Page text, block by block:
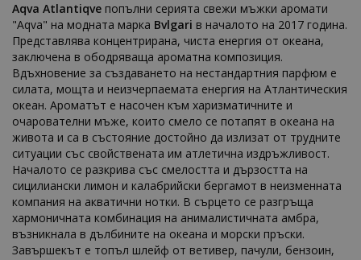
Aqva Atlantiqve попълни серията свежи мъжки аромати
"Aqva" на модната марка Bvlgari в началото на 2017 година.
Представлява концентрирана, чиста енергия от океана,
заключена в ободряваща ароматна композиция.
Вдъхновение за създаването на нестандартния парфюм е
силата, мощта и неизчерпаемата енергия на Атлантическия
океан. Ароматът е насочен към харизматичните и
очарователни мъже, които смело се потапят в океана на
живота и са в състояние достойно да излизат от трудните
ситуации със свойствената им атлетична издръжливост.
Началото се разкрива със смелостта и дързостта на
сицилиански лимон и калабрийски бергамот в неизменната
компания на акватични нотки. В сърцето се разгръща
хармоничната комбинация на анималистичната амбра,
възникнала в дълбините на океана и морски пръски.
Завършекът е топъл шлейф от ветивер, пачули, бензоин,